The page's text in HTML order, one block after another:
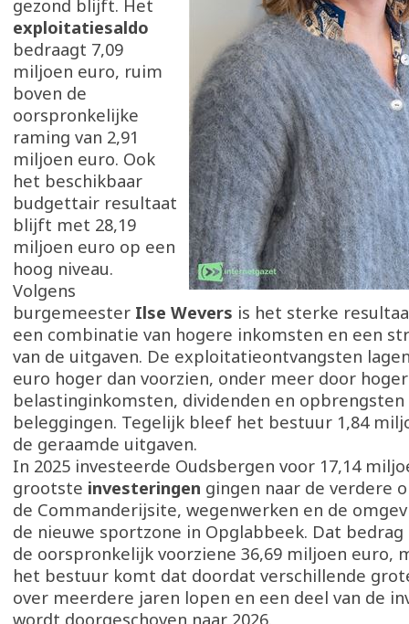
gezond blijft. Het
exploitatiesaldo
bedraagt 7,09
miljoen euro, ruim
boven de
oorspronkelijke
raming van 2,91
miljoen euro. Ook
het beschikbaar
budgettair resultaat
blijft met 28,19
miljoen euro op een
hoog niveau.
Volgens
burgemeester Ilse Wevers is het sterke
een combinatie van hogere inkomsten en een
van de uitgaven. De exploitatieontvangsten
euro hoger dan voorzien, onder meer door
belastinginkomsten, dividenden en
beleggingen. Tegelijk bleef het bestuur 1,84
de geraamde uitgaven.
In 2025 investeerde Oudsbergen voor 17,14
grootste investeringen gingen naar de verdere
de Commanderijsite, wegenwerken en de
de nieuwe sportzone in Opglabbeek. Dat
de oorspronkelijk voorziene 36,69 miljoen euro,
het bestuur komt dat doordat verschillende
over meerdere jaren lopen en een deel van de
wordt doorgeschoven naar 2026.